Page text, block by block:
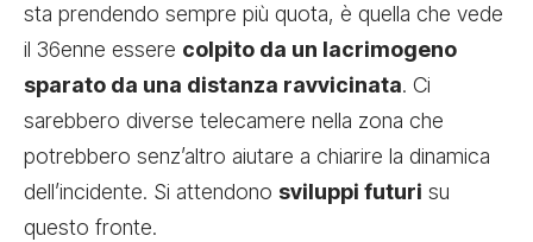
sta prendendo sempre più quota, è quella che vede
il 36enne essere colpito da un lacrimogeno
sparato da una distanza ravvicinata. Ci
sarebbero diverse telecamere nella zona che
potrebbero senz’altro aiutare a chiarire la dinamica
dell’incidente. Si attendono sviluppi futuri su
questo fronte.